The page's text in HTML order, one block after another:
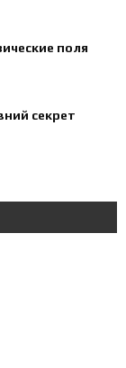
поля
секрет